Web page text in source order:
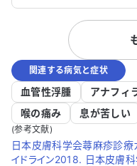
ます。近所の内科で検
きな病気は見つからず
治療薬を朝に2錠服用してい
れた薬を飲み始めて2週
が、不調な日は1日に10
お腹がぐるぐると音を立
覚めることもあります
く、1時間に二度三度ト
ありますが、薬が効い
ります。仕事中に不調
関連する病気と症状
血管性浮腫 アナフィ
喉の痛み
息が苦しい
(参考文献)
日本皮膚科学会蕁麻疹診療
イドライン2018. 日本皮